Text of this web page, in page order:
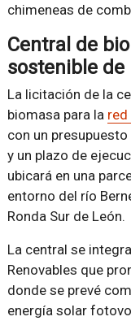
chimeneas de
Central de
sostenible de
La licitación de la
biomasa para la red
con un
y un plazo de
ubicará en una
entorno del río
Ronda Sur de León.
La central se
Renovables que
donde se prevé
energía solar